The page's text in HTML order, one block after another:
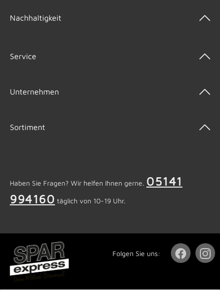
Nachhaltigkeit
Service
Unternehmen
Sortiment
Haben Sie Fragen? Wir helfen Ihnen gerne. 05141
994160 täglich von 10-19 Uhr.
Folgen Sie uns: